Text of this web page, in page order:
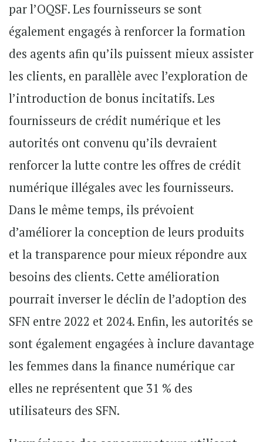
par l’OQSF. Les fournisseurs se sont
également engagés à renforcer la formation
des agents afin qu’ils puissent mieux assister
les clients, en parallèle avec l’exploration de
l’introduction de bonus incitatifs. Les
fournisseurs de crédit numérique et les
autorités ont convenu qu’ils devraient
renforcer la lutte contre les offres de crédit
numérique illégales avec les fournisseurs.
Dans le même temps, ils prévoient
d’améliorer la conception de leurs produits
et la transparence pour mieux répondre aux
besoins des clients. Cette amélioration
pourrait inverser le déclin de l’adoption des
SFN entre 2022 et 2024. Enfin, les autorités se
sont également engagées à inclure davantage
les femmes dans la finance numérique car
elles ne représentent que 31 % des
utilisateurs des SFN.